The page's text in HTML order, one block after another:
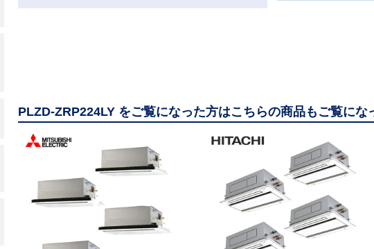
PLZD-ZRP224LY をご覧になった方はこちらの商品もご覧にな